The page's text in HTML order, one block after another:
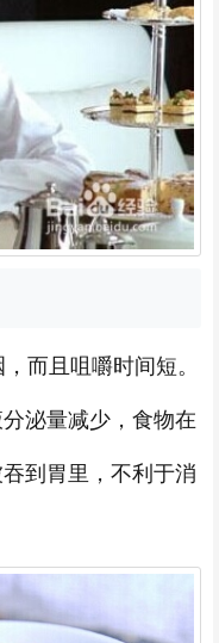
而且咀嚼时间短。
泌量减少，食物在
到胃里，不利于消